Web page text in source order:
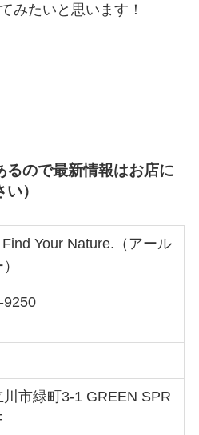
みたいと思います！
るので最新情報はお店に
）
Your Nature.（アール
9250
川市緑町3-1 GREEN SPR